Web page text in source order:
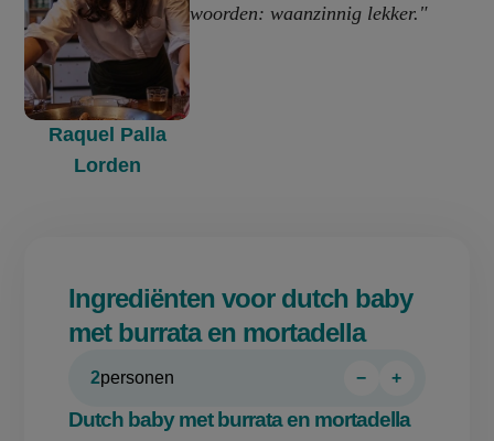
Raquel Palla
Lorden
woorden: waanzinnig lekker."
Ingrediënten voor dutch baby
met burrata en mortadella
2personen
Persoon
−
Persoon
+
Dutch baby met burrata en mortadella